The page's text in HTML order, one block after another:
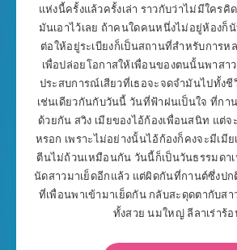
แห่งนี้ครั้งแล้วครั้งเล่า ราวกับว่าไม่มีใคร
มันเอาไว้เลย ถ้าคนใดคนหนึ่งไม่อยู่ห้องก็นั
ต่อให้อยู่ระเบียงก็เป็นสถานที่สำหรับการห
เพื่อปล่อยโอกาสให้เพื่อนของตนนั้นพาสา
ประสบการณ์เสียวที่เธอจะจดจำมันไปทั้งชี
เช่นเดียวกันกับวันนี้ วันที่ฟ้าฝนเป็นใจ ที่กา
ด้วยกัน สวิง เมียของไอ้ก้องเพื่อนสนิท แต่จ
หรอก เพราะไม่อย่างนั้นไอ้ก้องก็คงจะมีเมี
ตีนไม่ถ้วนเหมือนกัน วันนี้ก็เป็นวันธรรมดา
นัดสาวมาเย็ดอีกแล้ว แต่ผิดกันที่กานต์ซึ่งปก
ที่เพื่อนพาเข้ามาเย็ดกัน กลับสะดุดตากับส
ทั้งสวย นมใหญ่ ลีลาเร่าร้